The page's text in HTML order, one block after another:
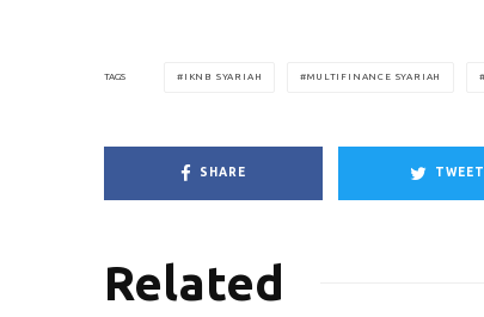
TAGS IKNB SYARIAH MULTIFINANCE SYARIAH
SHARE TWEET
Related